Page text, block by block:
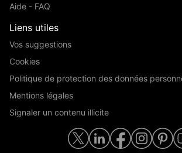
Aide - FAQ
Liens utiles
Vos suggestions
Cookies
Politique de protection des données
Mentions légales
Signaler un contenu illicite